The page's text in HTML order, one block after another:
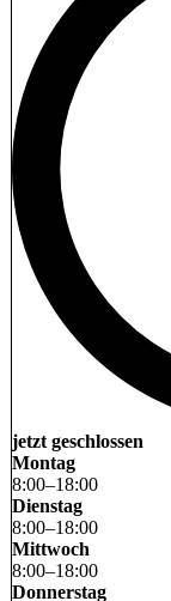
jetzt geschlossen
Montag
8:00–18:00
Dienstag
8:00–18:00
Mittwoch
8:00–18:00
Donnerstag